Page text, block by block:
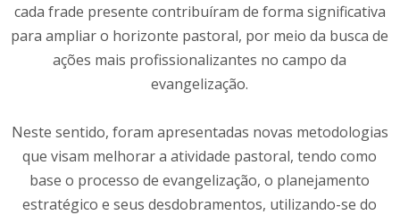
cada frade presente contribuíram de forma significativa
para ampliar o horizonte pastoral, por meio da busca de
ações mais profissionalizantes no campo da
evangelização.
Neste sentido, foram apresentadas novas metodologias
que visam melhorar a atividade pastoral, tendo como
base o processo de evangelização, o planejamento
estratégico e seus desdobramentos, utilizando-se do